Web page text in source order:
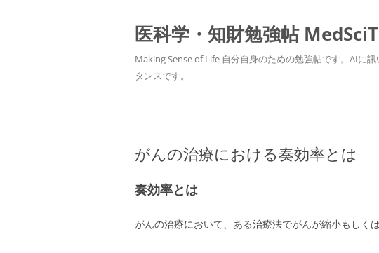
医科学・知財勉強帖
Making Sense of Life 自分自身のための勉強帖です。AIに
タンスです。
がんの治療における奏効率とは
奏効率とは
がんの治療において、ある治療法でがんが縮小もしく